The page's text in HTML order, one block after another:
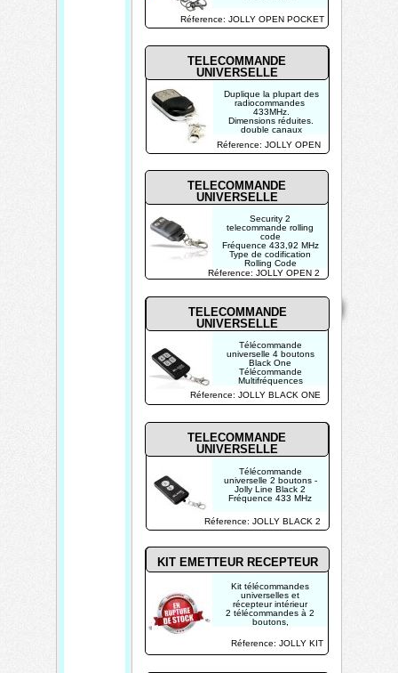
Copyright 2026
Mis à jour le
05/08/2026
Créé par
TECHTRONIK
Contact
Home
Réference: JOLLY OPEN POCKET
Réference: JOLLY OPEN
Réference: JOLLY OPEN 2
Réference: JOLLY BLACK ONE
Réference: JOLLY BLACK 2
Duplique la plupart des
radiocommandes
433MHz.
Dimensions réduites.
double canaux
coulissant
maintien des codes
changement de pile
TELECOMMANDE
UNIVERSELLE
TELECOMMANDE
UNIVERSELLE
TELECOMMANDE
UNIVERSELLE
TELECOMMANDE
UNIVERSELLE
Télécommande
universelle 2 boutons -
Jolly Line Black 2
Fréquence 433 MHz
Security 2
telecommande rolling
code
Fréquence 433,92 MHz
Type de codification
Rolling Code
Nombre de canaux 2
Télécommande
universelle 4 boutons
Black One
Télécommande
Multifréquences
plupart des marques :
FAAC, Nice Home...
rapide
compatible avec les
télécommandes à
codes tournant
KIT EMETTEUR RECEPTEUR
Kit télécommandes
universelles et
récepteur intérieur
2 télécommandes à 2
boutons,
besoin
Fréquence 433 MHz
1 récepteur pour
Réference: JOLLY KIT